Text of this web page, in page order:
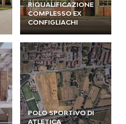
RIQUALIFICAZIONE
COMPLESSO EX
CONFIGLIACHI
POLO SPORTIVO DI
ATLETICA